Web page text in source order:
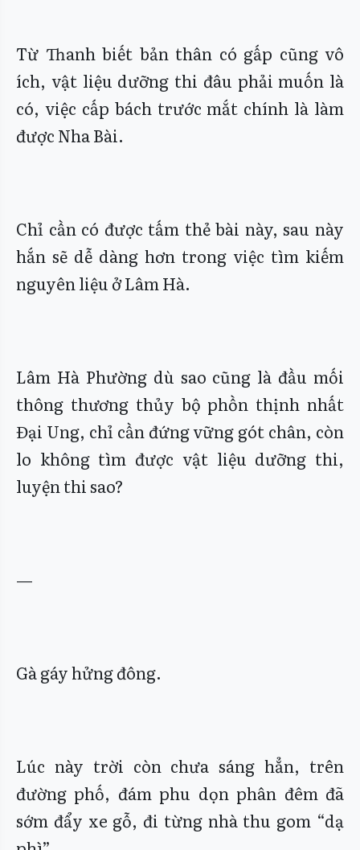
Từ Thanh biết bản thân có gấp cũng vô
ích, vật liệu dưỡng thi đâu phải muốn là
có, việc cấp bách trước mắt chính là làm
được Nha Bài.
Chỉ cần có được tấm thẻ bài này, sau này
hắn sẽ dễ dàng hơn trong việc tìm kiếm
nguyên liệu ở Lâm Hà.
Lâm Hà Phường dù sao cũng là đầu mối
thông thương thủy bộ phồn thịnh nhất
Đại Ung, chỉ cần đứng vững gót chân, còn
lo không tìm được vật liệu dưỡng thi,
luyện thi sao?
—
Gà gáy hửng đông.
Lúc này trời còn chưa sáng hẳn, trên
đường phố, đám phu dọn phân đêm đã
sớm đẩy xe gỗ, đi từng nhà thu gom “dạ